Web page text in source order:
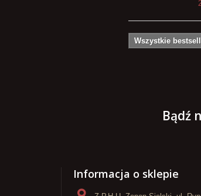
Wszystkie
Bądź
Informacja o sklepie